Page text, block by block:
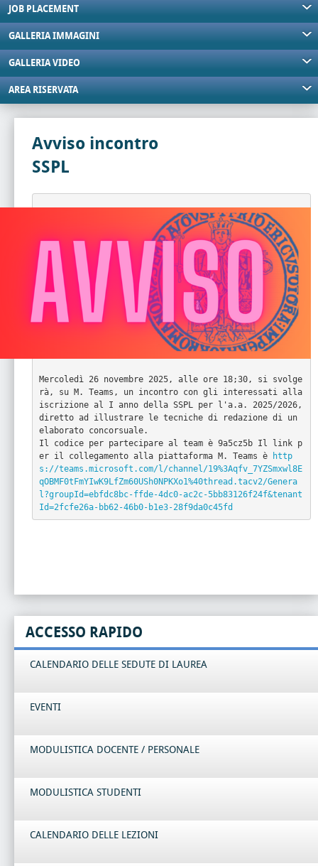
JOB PLACEMENT
GALLERIA IMMAGINI
GALLERIA VIDEO
AREA RISERVATA
Avviso incontro
SSPL
Mercoledì 26 novembre 2025, alle ore 18;30, si svolge
rà, su M. Teams, un incontro con gli interessati alla
iscrizione al I anno della SSPL per l'a.a. 2025/2026,
diretto ad illustrare le tecniche di redazione di un
elaborato concorsuale.
Il codice per partecipare al team è 9a5cz5b Il link p
er il collegamento alla piattaforma M. Teams è
http
s://teams.microsoft.com/l/channel/19%3Aqfv_7YZSmxwl8E
qOBMF0tFmYIwK9LfZm60USh0NPKXo1%40thread.tacv2/Genera
l?groupId=ebfdc8bc-ffde-4dc0-ac2c-5bb83126f24f&tenant
Id=2fcfe26a-bb62-46b0-b1e3-28f9da0c45fd
ACCESSO RAPIDO
CALENDARIO DELLE SEDUTE DI LAUREA
EVENTI
MODULISTICA DOCENTE / PERSONALE
MODULISTICA STUDENTI
CALENDARIO DELLE LEZIONI